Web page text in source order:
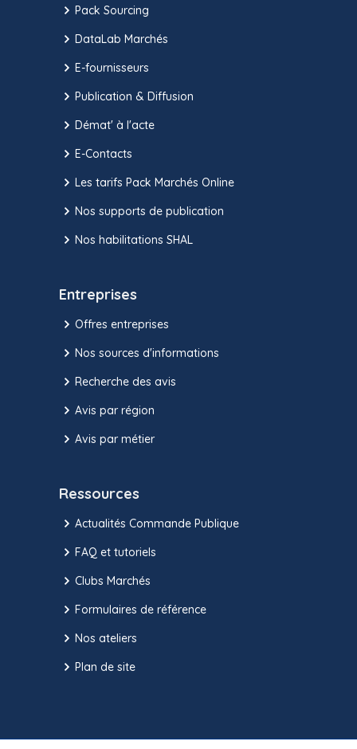
Pack Sourcing
DataLab Marchés
E-fournisseurs
Publication & Diffusion
Démat' à l'acte
E-Contacts
Les tarifs Pack Marchés Online
Nos supports de publication
Nos habilitations SHAL
Entreprises
Offres entreprises
Nos sources d'informations
Recherche des avis
Avis par région
Avis par métier
Ressources
Actualités Commande Publique
FAQ et tutoriels
Clubs Marchés
Formulaires de référence
Nos ateliers
Plan de site